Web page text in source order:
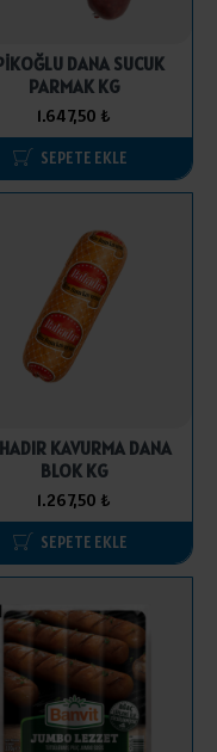
DANA SUCUK
PARMAK KG
1.647,50 ₺
SEPETE EKLE
KAVURMA DANA
BLOK KG
1.267,50 ₺
SEPETE EKLE